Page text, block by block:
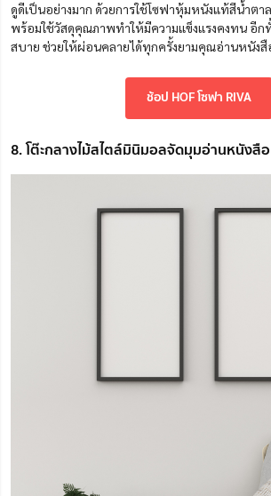
ดูดีเป็นอย่างมาก ด้วยการใช้โซฟาหุ้มหนังแท้สีน้ำตา
พร้อมใช้วัสดุคุณภาพทำให้มีความแข็งแรงคงทน อีก
สบาย ช่วยให้ผ่อนคลายได้ทุกครั้งยามคุณอ่านหนังสื
ช้อป HOF โซฟา RIVA
8. โต๊ะกลางไม้สไตล์มินิมอลจัดมุมอ่านหนังสือ